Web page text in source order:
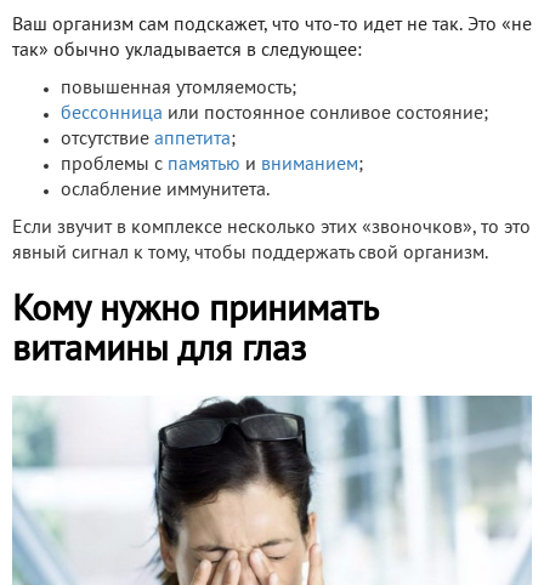
Ваш организм сам подскажет, что что-то идет не так. Это «не
так» обычно укладывается в следующее:
повышенная утомляемость;
бессонница или постоянное сонливое состояние;
отсутствие аппетита;
проблемы с памятью и вниманием;
ослабление иммунитета.
Если звучит в комплексе несколько этих «звоночков», то это
явный сигнал к тому, чтобы поддержать свой организм.
Кому нужно принимать
витамины для глаз